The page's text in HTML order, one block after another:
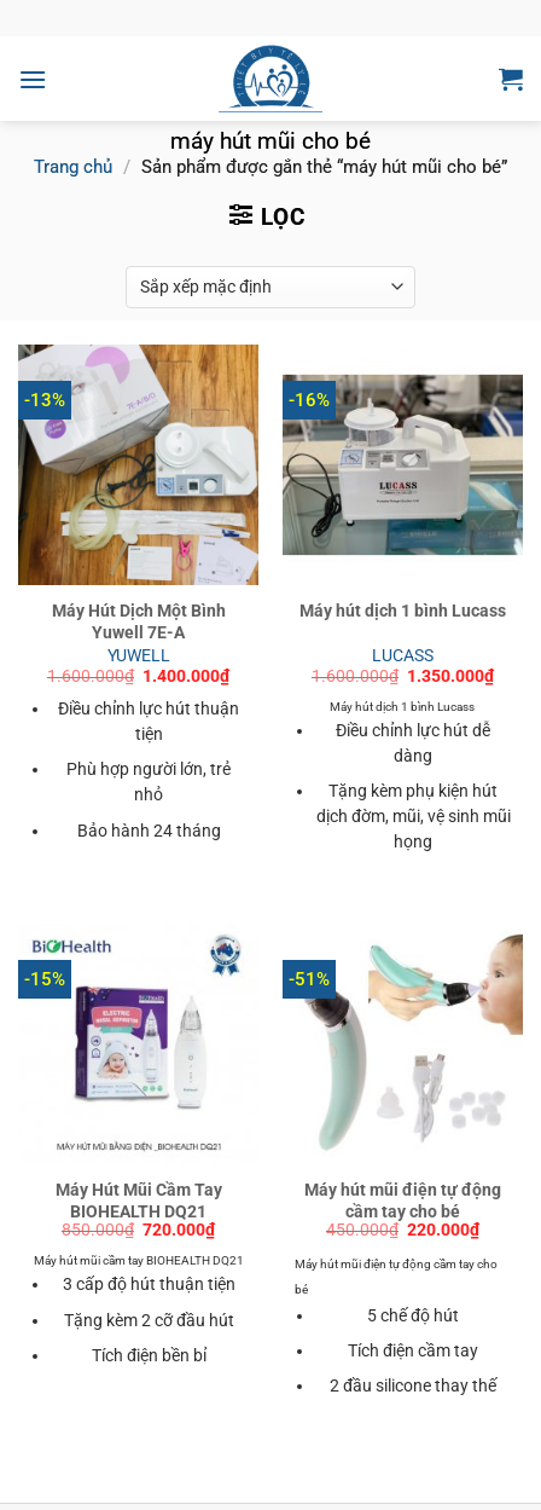
nội
máy hút mũi cho bé
Trang chủ / Sản phẩm được gắn thẻ “máy hút mũi cho bé”
LỌC
-13%
Máy Hút Dịch Một Bình
Yuwell 7E-A
YUWELL
1.600.000₫ Giá
là:
1.600.000₫.
1.400.000₫Giá
hiện
tại
1.400.000₫.
Điều chỉnh lực hút thuận
tiện
Phù hợp người lớn, trẻ
nhỏ
Bảo hành 24 tháng
-16%
Máy hút dịch 1 bình Lucass
LUCASS
1.600.000₫ Giá
là:
1.600.000₫.
1.350.000₫Giá
hiện
Máy hút dịch 1 bình Lucass
Điều chỉnh lực hút dễ
dàng
Tặng kèm phụ kiện hút
dịch đờm, mũi, vệ sinh mũi
họng
-15%
Máy Hút Mũi Cầm Tay
BIOHEALTH DQ21
850.000₫ Giá
là:
850.000₫.
720.000₫Giá
hiện
tại
là:
720.000₫.
Máy hút mũi cầm tay BIOHEALTH DQ21
3 cấp độ hút thuận tiện
Tặng kèm 2 cỡ đầu hút
Tích điện bền bỉ
-51%
Máy hút mũi điện tự động
cầm tay cho bé
450.000₫ Giá
là:
450.000₫.
220.000₫Giá
hiện
tại
Máy hút mũi điện tự động cầm tay cho
bé
5 chế độ hút
Tích điện cầm tay
2 đầu silicone thay thế